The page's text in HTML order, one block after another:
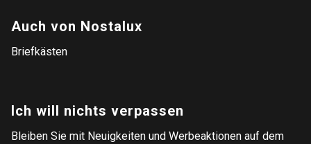
Auch von Nostalux
Briefkästen
Ich will nichts verpassen
Bleiben Sie mit Neuigkeiten und Werbeaktionen auf dem